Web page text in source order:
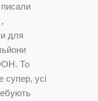
для
То
супер, усі